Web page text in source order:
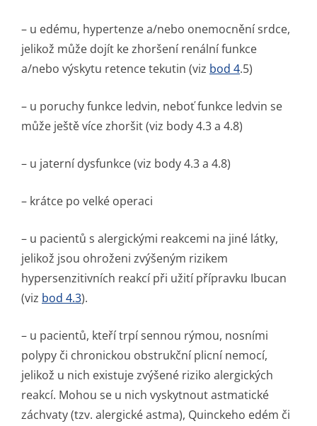
– u edému, hypertenze a/nebo onemocnění srdce,
jelikož může dojít ke zhoršení renální funkce
a/nebo výskytu retence tekutin (viz bod 4.5)
– u poruchy funkce ledvin, neboť funkce ledvin se
může ještě více zhoršit (viz body 4.3 a 4.8)
– u jaterní dysfunkce (viz body 4.3 a 4.8)
– krátce po velké operaci
– u pacientů s alergickými reakcemi na jiné látky,
jelikož jsou ohroženi zvýšeným rizikem
hypersenzitivních reakcí při užití přípravku Ibucan
(viz bod 4.3).
– u pacientů, kteří trpí sennou rýmou, nosními
polypy či chronickou obstrukční plicní nemocí,
jelikož u nich existuje zvýšené riziko alergických
reakcí. Mohou se u nich vyskytnout astmatické
záchvaty (tzv. alergické astma), Quinckeho edém či